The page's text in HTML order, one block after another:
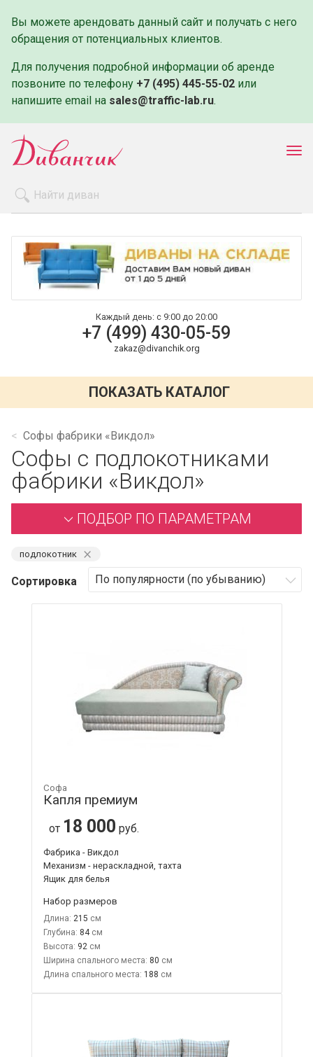
Вы можете арендовать данный сайт и получать с него
обращения от потенциальных клиентов.
Для получения подробной информации об аренде
позвоните по телефону +7 (495) 445-55-02 или
напишите email на sales@traffic-lab.ru.
Оплата и доставка
Контакты
Каждый день: с 9:00 до 20:00
+7 (499) 430-05-59
zakaz@divanchik.org
ПОКАЗАТЬ КАТАЛОГ
Софы фабрики «Викдол»
Софы с подлокотниками
фабрики «Викдол»
ПОДБОР ПО ПАРАМЕТРАМ
подлокотник ⨯
Сортировка
Софа
Капля премиум
от 18 000 руб.
Фабрика - Викдол
Механизм - нераскладной, тахта
Ящик для белья
Набор размеров
Длина: 215
Глубина: 84
Высота: 92
Ширина спального места: 80
Длина спального места: 188